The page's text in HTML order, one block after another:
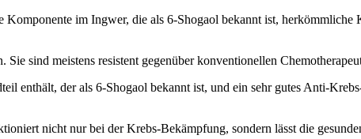
Komponente im Ingwer, die als 6-Shogaol bekannt ist,
sind meistens resistent gegenüber konventionellen
enthält, der als 6-Shogaol bekannt ist, und ein sehr gutes Anti-
nicht nur bei der Krebs-Bekämpfung, sondern lässt die